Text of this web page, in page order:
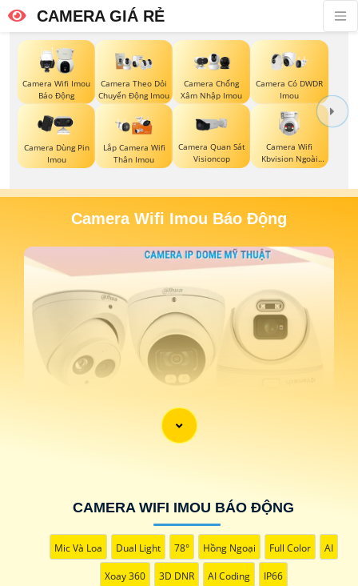
CAMERA GIÁ RẺ
Camera Wifi Imou
Báo Động
Camera Theo Dỏi
Chuyển Động Imou
Camera Chống
Xâm Nhập Imou
Camera Có DWDR
Imou
Camera Dùng Pin
Imou
Lắp Camera Wifi
Thân Imou
Camera Quan Sát
Visioncop
Camera Wifi
Kbvision Ngoài
Trời 360
Camera Wifi Imou Báo Động
CAMERA WIFI IMOU BÁO ĐỘNG
Mic Và Loa Dual Light 78° Hồng Ngoại Full Color AI
Xoay 360 3D DNR AI Coding IP66